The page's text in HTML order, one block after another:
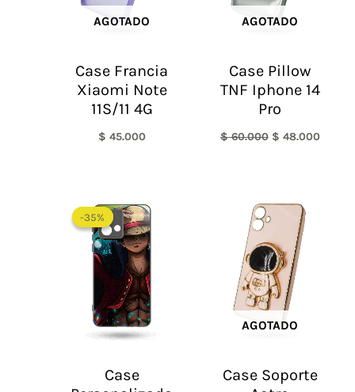
AGOTADO
Case Francia
Xiaomi Note
11S/11 4G
$ 45.000
AGOTADO
Case Pillow
TNF Iphone 14
Pro
$60.000 $ 48.000
-35%
-35%
Case
AGOTADO
Case Soporte